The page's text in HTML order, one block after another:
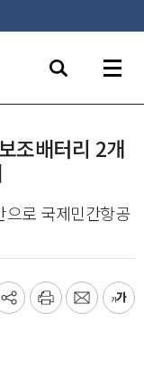
조배터리 2개
로 국제민간항공
기
프
메
글